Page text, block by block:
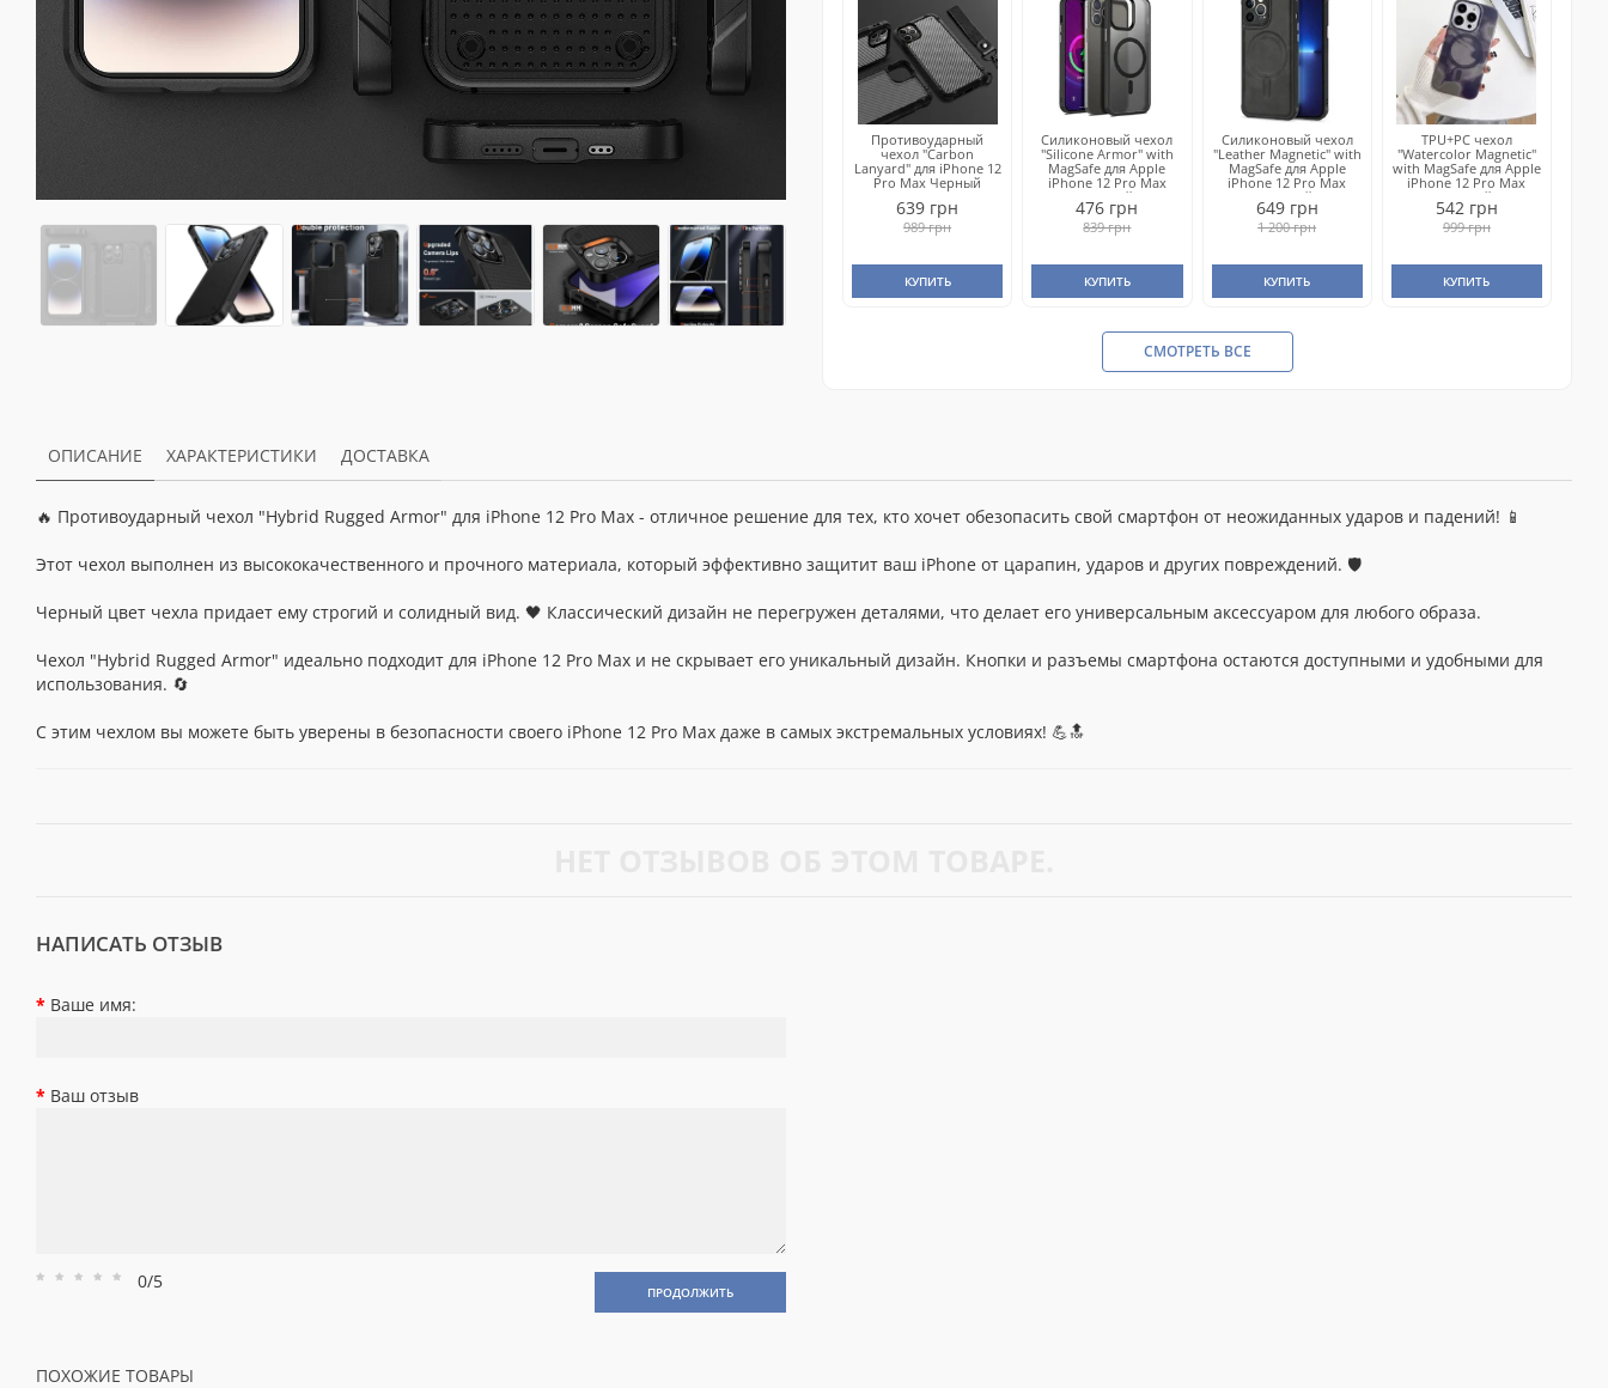
Противоударный
чехол "Carbon
Lanyard" для iPhone 12
Pro Max Черный
639 грн
989 грн
КУПИТЬ
Силиконовый чехол
"Silicone Armor" with
MagSafe для Apple
iPhone 12 Pro Max
Черный
476 грн
839 грн
КУПИТЬ
Силиконовый чехол
"Leather Magnetic" with
MagSafe для Apple
iPhone 12 Pro Max
Черный
649 грн
1 200 грн
КУПИТЬ
TPU+PC чехол
"Watercolor Magnetic"
with MagSafe для Apple
iPhone 12 Pro Max
Черный
542 грн
999 грн
КУПИТЬ
СМОТРЕТЬ ВСЕ
ОПИСАНИЕ ХАРАКТЕРИСТИКИ ДОСТАВКА
🔥 Противоударный чехол "Hybrid Rugged Armor" для iPhone 12 Pro Max - отличное решение для тех, кто хочет обезопасить свой смартфон от неожиданных ударов и падений! 📱
Этот чехол выполнен из высококачественного и прочного материала, который эффективно защитит ваш iPhone от царапин, ударов и других повреждений. 🛡️
Черный цвет чехла придает ему строгий и солидный вид. 🖤 Классический дизайн не перегружен деталями, что делает его универсальным аксессуаром для любого образа.
Чехол "Hybrid Rugged Armor" идеально подходит для iPhone 12 Pro Max и не скрывает его уникальный дизайн. Кнопки и разъемы смартфона остаются доступными и удобными для
использования. 🔄
С этим чехлом вы можете быть уверены в безопасности своего iPhone 12 Pro Max даже в самых экстремальных условиях! 💪🔝
НАПИСАТЬ ОТЗЫВ
Ваше имя:
Ваш отзыв
Рейтинг
Рейтинг
Рейтинг
Рейтинг
Рейтинг
0/5 ПРОДОЛЖИТЬ
ПОХОЖИЕ ТОВАРЫ